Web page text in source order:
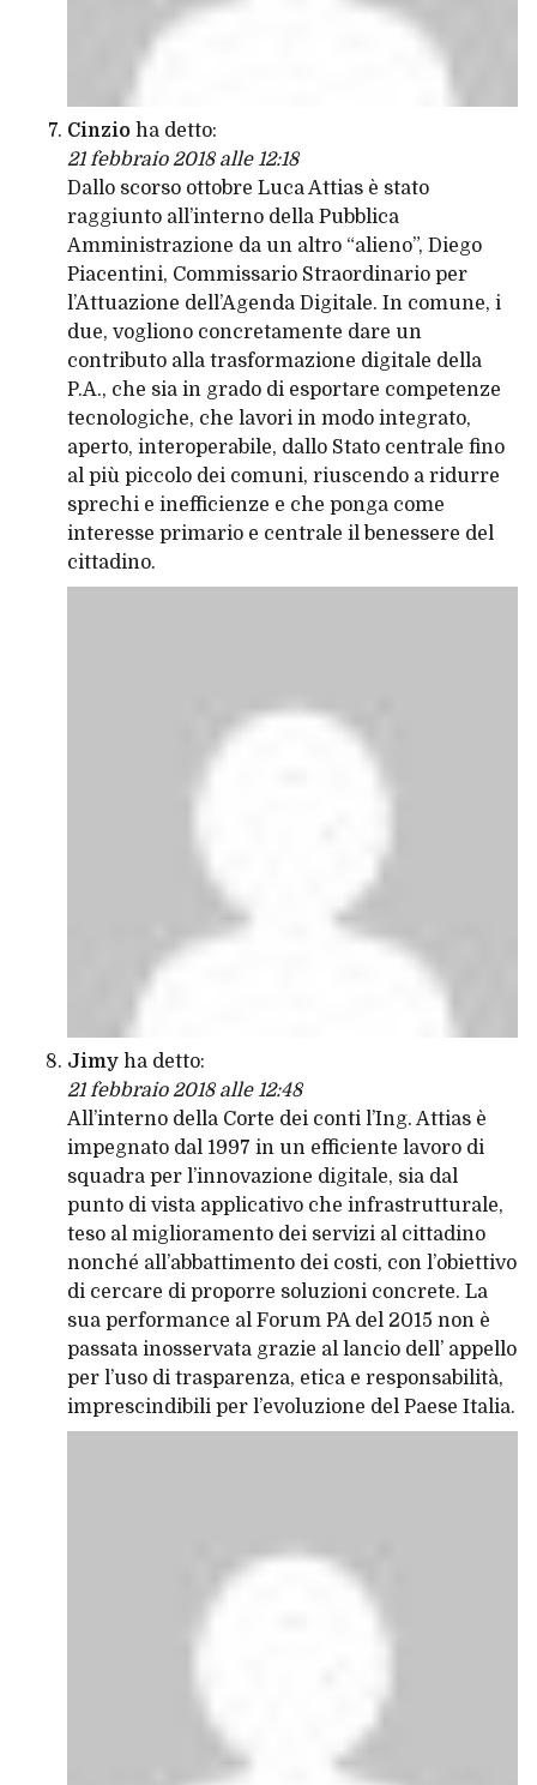
Cinzio ha detto:
21 febbraio 2018 alle 12:18
Dallo scorso ottobre Luca Attias è stato
raggiunto all’interno della Pubblica
Amministrazione da un altro “alieno”, Diego
Piacentini, Commissario Straordinario per
l’Attuazione dell’Agenda Digitale. In comune, i
due, vogliono concretamente dare un
contributo alla trasformazione digitale della
P.A., che sia in grado di esportare competenze
tecnologiche, che lavori in modo integrato,
aperto, interoperabile, dallo Stato centrale fino
al più piccolo dei comuni, riuscendo a ridurre
sprechi e inefficienze e che ponga come
interesse primario e centrale il benessere del
cittadino.
Jimy ha detto:
21 febbraio 2018 alle 12:48
All’interno della Corte dei conti l’Ing. Attias è
impegnato dal 1997 in un efficiente lavoro di
squadra per l’innovazione digitale, sia dal
punto di vista applicativo che infrastrutturale,
teso al miglioramento dei servizi al cittadino
nonché all’abbattimento dei costi, con l’obiettivo
di cercare di proporre soluzioni concrete. La
sua performance al Forum PA del 2015 non è
passata inosservata grazie al lancio dell’ appello
per l’uso di trasparenza, etica e responsabilità,
imprescindibili per l’evoluzione del Paese Italia.